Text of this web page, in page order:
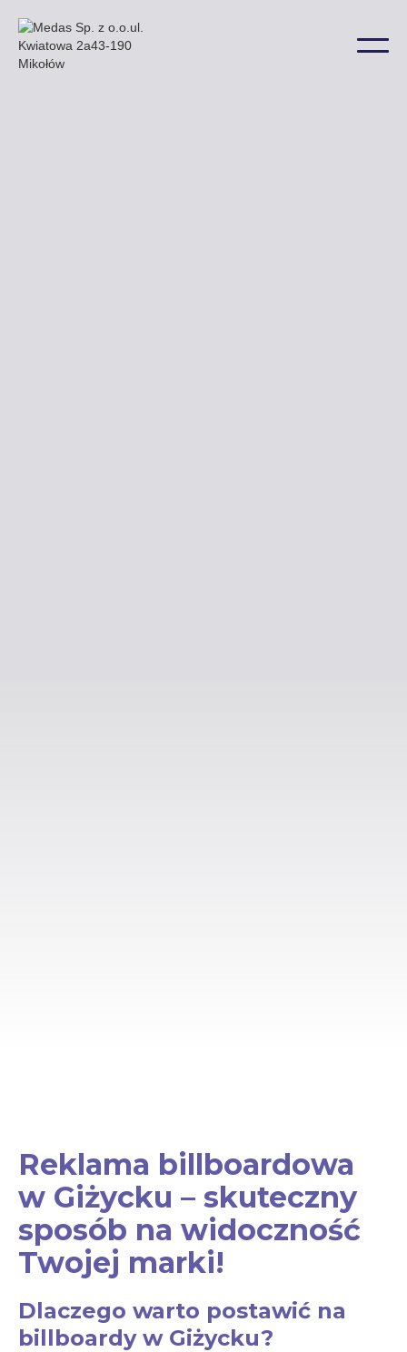
Reklama billboardowa
w Giżycku – skuteczny
sposób na widoczność
Twojej marki!
Dlaczego warto postawić na
billboardy w Giżycku?